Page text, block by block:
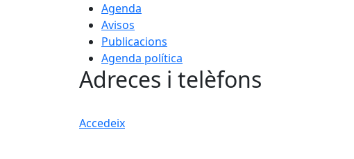
Agenda
Avisos
Publicacions
Agenda política
Adreces i telèfons
Accedeix